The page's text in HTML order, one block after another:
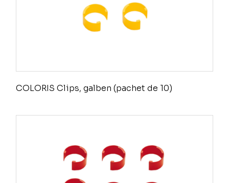
COLORIS Clips, galben (pachet de 10)